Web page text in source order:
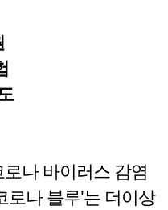
나 바이러스 감염
로나 블루'는 더이상